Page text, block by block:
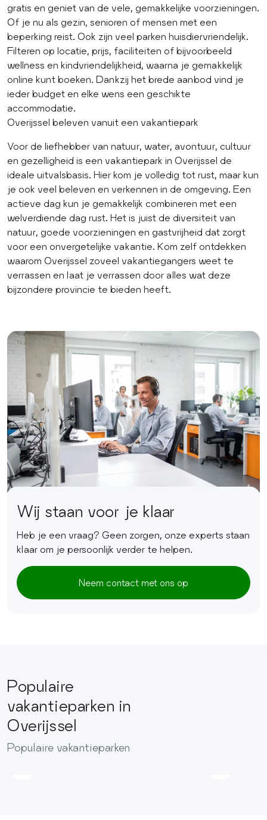
gratis en geniet van de vele, gemakkelijke voorzieningen.
Of je nu als gezin, senioren of mensen met een
beperking reist. Ook zijn veel parken huisdiervriendelijk.
Filteren op locatie, prijs, faciliteiten of bijvoorbeeld
wellness en kindvriendelijkheid, waarna je gemakkelijk
online kunt boeken. Dankzij het brede aanbod vind je
ieder budget en elke wens een geschikte
accommodatie.
Overijssel beleven vanuit een vakantiepark
Voor de liefhebber van natuur, water, avontuur, cultuur
en gezelligheid is een vakantiepark in Overijssel de
ideale uitvalsbasis. Hier kom je volledig tot rust, maar kun
je ook veel beleven en verkennen in de omgeving. Een
actieve dag kun je gemakkelijk combineren met een
welverdiende dag rust. Het is juist de diversiteit van
natuur, goede voorzieningen en gastvrijheid dat zorgt
voor een onvergetelijke vakantie. Kom zelf ontdekken
waarom Overijssel zoveel vakantiegangers weet te
verrassen en laat je verrassen door alles wat deze
bijzondere provincie te bieden heeft.
Wij staan voor je klaar
Heb je een vraag? Geen zorgen, onze experts staan
klaar om je persoonlijk verder te helpen.
Neem contact met ons op
Populaire
vakantieparken in
Overijssel
Populaire vakantieparken
Vakantiehoeve
Es-